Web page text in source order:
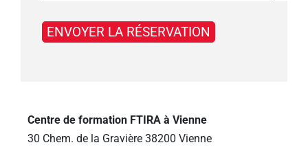
Centre de formation FTIRA à Vienne
30 Chem. de la Gravière 38200 Vienne